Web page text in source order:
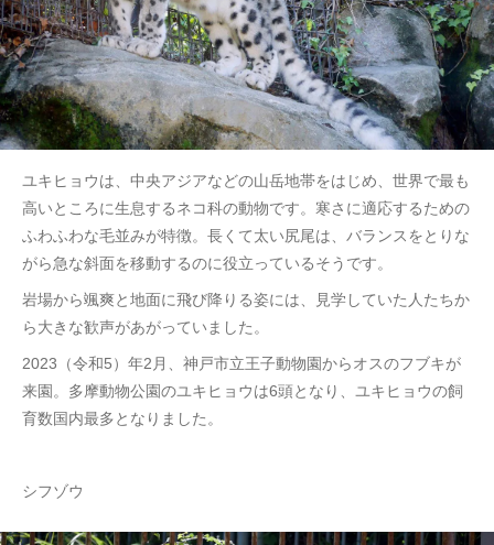
ユキヒョウは、中央アジアなどの山岳地帯をはじめ、世界で最も
高いところに生息するネコ科の動物です。寒さに適応するための
ふわふわな毛並みが特徴。長くて太い尻尾は、バランスをとりな
がら急な斜面を移動するのに役立っているそうです。
岩場から颯爽と地面に飛び降りる姿には、見学していた人たちか
ら大きな歓声があがっていました。
2023（令和5）年2月、神戸市立王子動物園からオスのフブキが
来園。多摩動物公園のユキヒョウは6頭となり、ユキヒョウの飼
育数国内最多となりました。
シフゾウ